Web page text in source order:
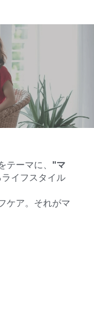
テーマに、 "マ
イフスタイル
ケア。それがマ